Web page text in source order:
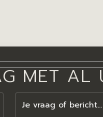
MET AL